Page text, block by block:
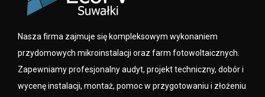
Nasza firma zajmuje się kompleksowym wykonaniem
przydomowych mikroinstalacji oraz farm fotowoltaicznych.
Zapewniamy profesjonalny audyt, projekt techniczny, dobór i
wycenę instalacji, montaż, pomoc w przygotowaniu i złożeniu